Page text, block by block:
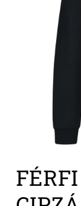
megnyitása
modális
párbeszédpanelen